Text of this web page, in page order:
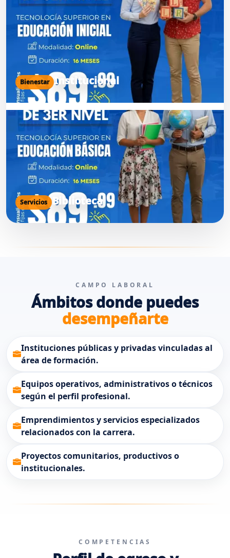
Bienestar Institucional
Servicios Biblioteca
CAMPO LABORAL
Ámbitos donde puedes
desempeñarte
Instituciones públicas y privadas vinculadas al
área de formación.
Equipos operativos, administrativos o técnicos
según el perfil profesional.
Emprendimientos y servicios especializados
relacionados con la carrera.
Proyectos comunitarios, productivos o
institucionales.
COMPETENCIAS